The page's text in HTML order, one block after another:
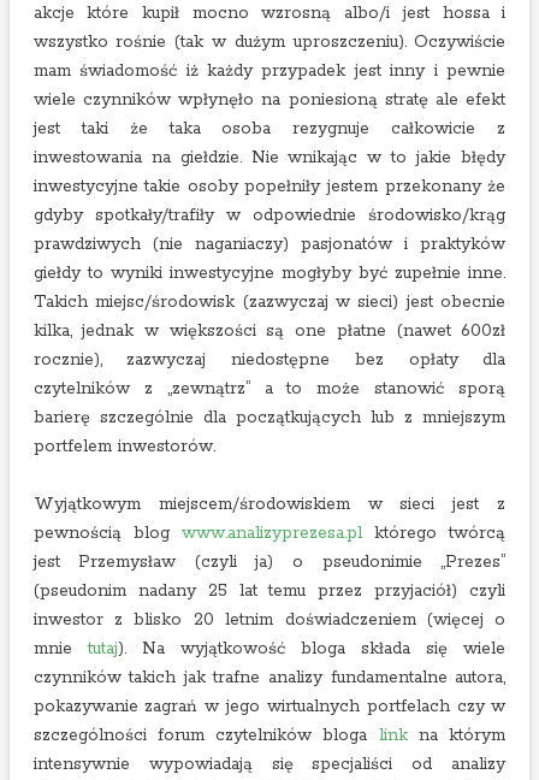
akcje które kupił mocno wzrosną albo/i jest hossa i
wszystko rośnie (tak w dużym uproszczeniu). Oczywiście
mam świadomość iż każdy przypadek jest inny i pewnie
wiele czynników wpłynęło na poniesioną stratę ale efekt
jest taki że taka osoba rezygnuje całkowicie z
inwestowania na giełdzie. Nie wnikając w to jakie błędy
inwestycyjne takie osoby popełniły jestem przekonany że
gdyby spotkały/trafiły w odpowiednie środowisko/krąg
prawdziwych (nie naganiaczy) pasjonatów i praktyków
giełdy to wyniki inwestycyjne mogłyby być zupełnie inne.
Takich miejsc/środowisk (zazwyczaj w sieci) jest obecnie
kilka, jednak w większości są one płatne (nawet 600zł
rocznie), zazwyczaj niedostępne bez opłaty dla
czytelników z „zewnątrz” a to może stanowić sporą
barierę szczególnie dla początkujących lub z mniejszym
portfelem inwestorów.
Wyjątkowym miejscem/środowiskiem w sieci jest z
pewnością blog www.analizyprezesa.pl którego twórcą
jest Przemysław (czyli ja) o pseudonimie „Prezes”
(pseudonim nadany 25 lat temu przez przyjaciół) czyli
inwestor z blisko 20 letnim doświadczeniem (więcej o
mnietutaj). Na wyjątkowość bloga składa się wiele
czynników takich jak trafne analizy fundamentalne autora,
pokazywanie zagrań w jego wirtualnych portfelach czy w
szczególności forum czytelników bloga linkna którym
intensywnie wypowiadają się specjaliści od analizy